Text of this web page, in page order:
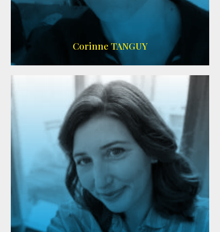
SITE OFFICIEL
Corinne TANGUY